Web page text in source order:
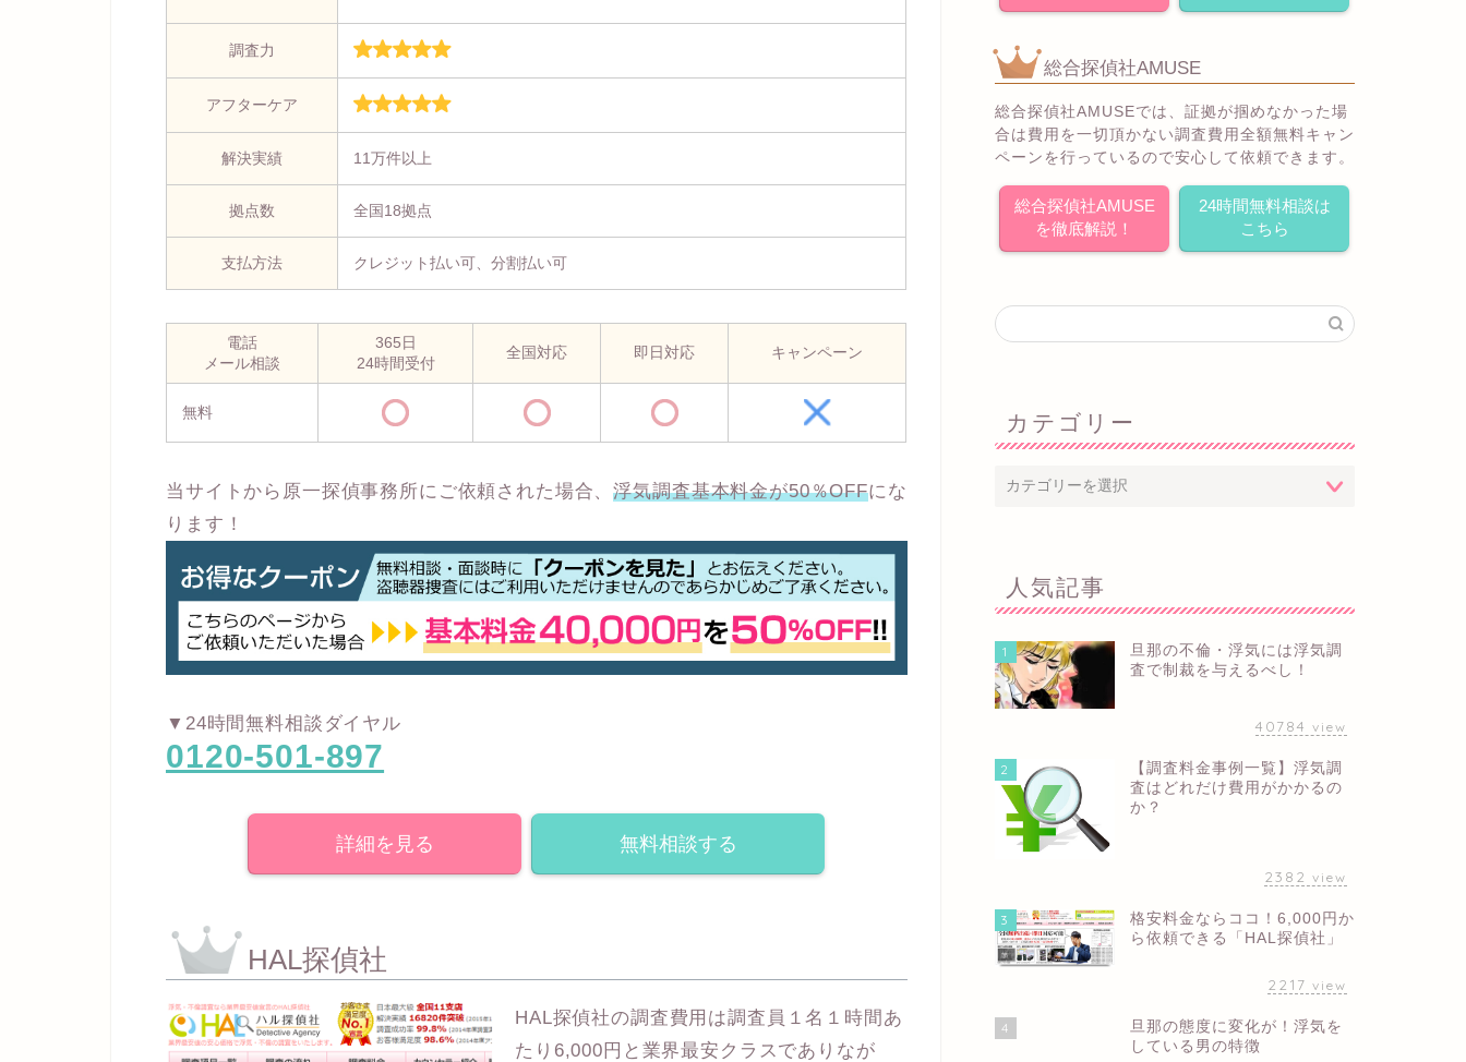
調査力
アフターケア
解決実績 11万件以上
拠点数 全国18拠点
支払方法 クレジット払い可、分割払い可
電話
メール相談
365日
24時間受付
全国対応 即日対応 キャンペーン
無料
当サイトから原一探偵事務所にご依頼された場合、浮気調査基本料金が50％OFFにな
ります！
▼24時間無料相談ダイヤル
0120-501-897
詳細を見る 無料相談する
HAL探偵社
HAL探偵社の調査費用は調査員１名１時間あ
たり6,000円と業界最安クラスでありなが
総合探偵社AMUSE
総合探偵社AMUSEでは、証拠が掴めなかった場
合は費用を一切頂かない調査費用全額無料キャン
ペーンを行っているので安心して依頼できます。
総合探偵社AMUSE
を徹底解説！
24時間無料相談は
こちら
カテゴリー
人気記事
1
旦那の不倫・浮気には浮気調
査で制裁を与えるべし！
40784 view
2
【調査料金事例一覧】浮気調
査はどれだけ費用がかかるの
か？
2382 view
3
格安料金ならココ！6,000円か
ら依頼できる「HAL探偵社」
2217 view
4
旦那の態度に変化が！浮気を
している男の特徴